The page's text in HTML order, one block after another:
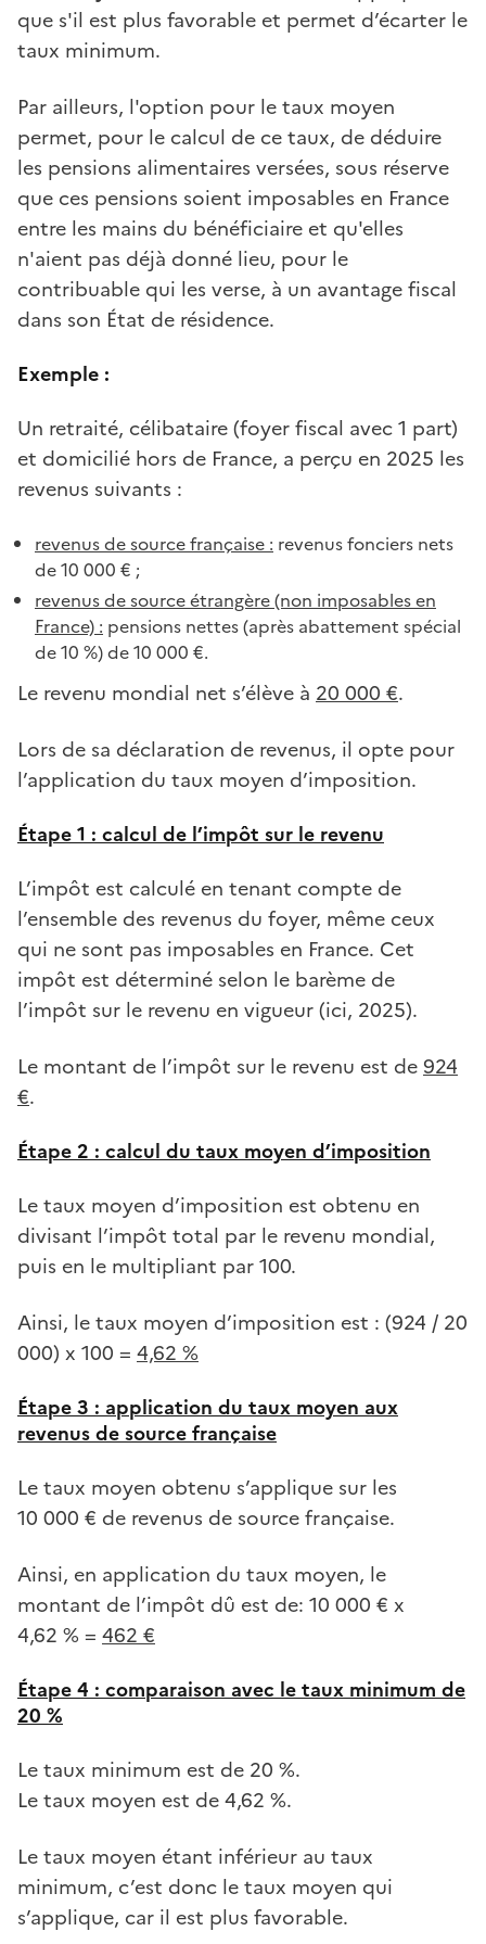
que s'il est plus favorable et permet d’écarter le
taux minimum.
Par ailleurs, l'option pour le taux moyen
permet, pour le calcul de ce taux, de déduire
les pensions alimentaires versées, sous réserve
que ces pensions soient imposables en France
entre les mains du bénéficiaire et qu'elles
n'aient pas déjà donné lieu, pour le
contribuable qui les verse, à un avantage fiscal
dans son État de résidence.
Exemple :
Un retraité, célibataire (foyer fiscal avec 1 part)
et domicilié hors de France, a perçu en 2025 les
revenus suivants :
revenus de source française : revenus fonciers nets
de 10 000 € ;
revenus de source étrangère (non imposables en
France) : pensions nettes (après abattement spécial
de 10 %) de 10 000 €.
Le revenu mondial net s’élève à 20 000 €.
Lors de sa déclaration de revenus, il opte pour
l’application du taux moyen d’imposition.
Étape 1 : calcul de l’impôt sur le revenu
L’impôt est calculé en tenant compte de
l’ensemble des revenus du foyer, même ceux
qui ne sont pas imposables en France. Cet
impôt est déterminé selon le barème de
l’impôt sur le revenu en vigueur (ici, 2025).
Le montant de l’impôt sur le revenu est de 924
€.
Étape 2 : calcul du taux moyen d’imposition
Le taux moyen d’imposition est obtenu en
divisant l’impôt total par le revenu mondial,
puis en le multipliant par 100.
Ainsi, le taux moyen d’imposition est : (924 / 20
000) x 100 = 4,62 %
Étape 3 : application du taux moyen aux
revenus de source française
Le taux moyen obtenu s’applique sur les
10 000 € de revenus de source française.
Ainsi, en application du taux moyen, le
montant de l’impôt dû est de: 10 000 € x
4,62 % = 462 €
Étape 4 : comparaison avec le taux minimum de
20 %
Le taux minimum est de 20 %.
Le taux moyen est de 4,62 %.
Le taux moyen étant inférieur au taux
minimum, c’est donc le taux moyen qui
s’applique, car il est plus favorable.